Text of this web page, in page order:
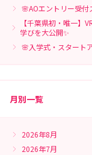
🌸AOエントリー受付
【千葉県初・唯一】
学びを大公開✨
🌸入学式・スタート
月別一覧
2026年8月
2026年7月